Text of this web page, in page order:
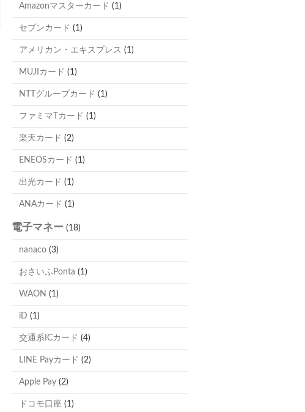
Amazonマスターカード (1)
セブンカード (1)
アメリカン・エキスプレス (1)
MUJIカード (1)
NTTグループカード (1)
ファミマTカード (1)
楽天カード (2)
ENEOSカード (1)
出光カード (1)
ANAカード (1)
電子マネー (18)
nanaco (3)
おさいふPonta (1)
WAON (1)
iD (1)
交通系ICカード (4)
LINE Payカード (2)
Apple Pay (2)
ドコモ口座 (1)